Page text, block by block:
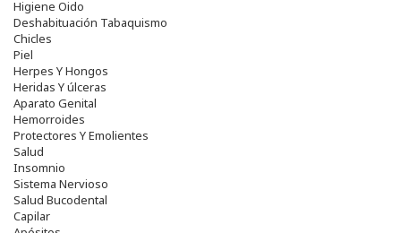
Higiene Oido
Deshabituación Tabaquismo
Chicles
Piel
Herpes Y Hongos
Heridas Y úlceras
Aparato Genital
Hemorroides
Protectores Y Emolientes
Salud
Insomnio
Sistema Nervioso
Salud Bucodental
Capilar